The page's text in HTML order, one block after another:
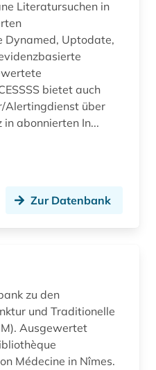
(1)
Literatursuchen in
Dynamed, Uptodate,
bietet auch
Alertingdienst über
in abonnierten In...
Zur Datenbank
zu den
und Traditionelle
Ausgewertet
Médecine in Nîmes.